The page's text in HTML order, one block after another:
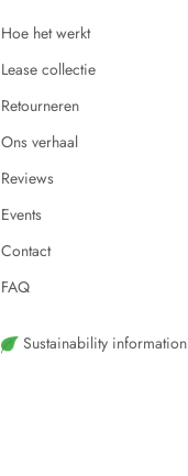
Hoe het werkt
Lease collectie
Retourneren
Ons verhaal
Reviews
Events
Contact
FAQ
Sustainability information